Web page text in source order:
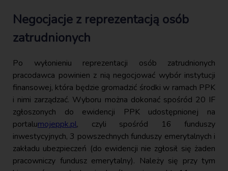
Negocjacje z reprezentacją osób
zatrudnionych
Po wyłonieniu reprezentacji osób zatrudnionych
pracodawca powinien z nią negocjować wybór instytucji
finansowej, która będzie gromadzić środki w ramach PPK
i nimi zarządzać. Wyboru można dokonać spośród 20 IF
zgłoszonych do ewidencji PPK udostępnionej na
portalumojeppk.pl, czyli spośród 16 funduszy
inwestycyjnych, 3 powszechnych funduszy emerytalnych i
zakładu ubezpieczeń (do ewidencji nie zgłosił się żaden
pracowniczy fundusz emerytalny). Należy się przy tym